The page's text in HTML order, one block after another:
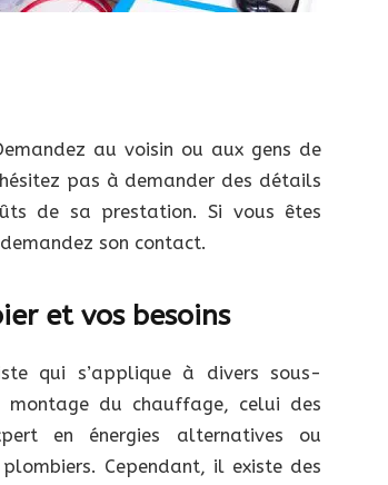
au voisin ou aux gens de
pas à demander des détails
de sa prestation. Si vous êtes
son contact.
et vos besoins
qui s’applique à divers sous-
du chauffage, celui des
en énergies alternatives ou
Cependant, il existe des